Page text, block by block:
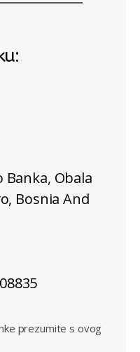
Banka, Obala
Bosnia And
prezumite s ovog